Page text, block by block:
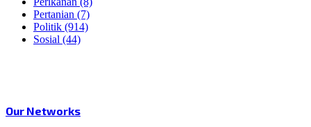
Pertanian (7)
Politik (914)
Sosial (44)
Our Networks